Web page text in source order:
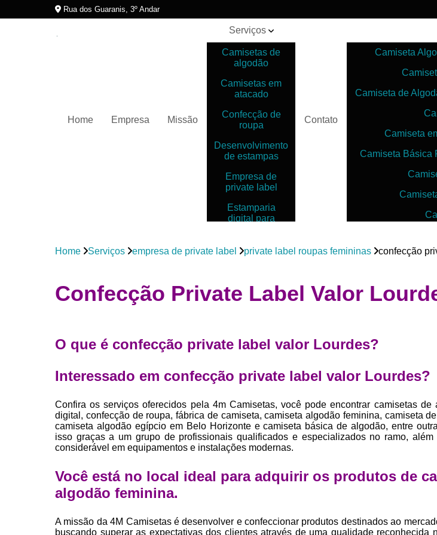
Rua dos Guaranis, 3º Andar
Home Empresa Missão
Serviços
Camisetas de
algodão
Camisetas em
atacado
Confecção de
roupa
Desenvolvimento
de estampas
Empresa de
private label
Estamparia
digital para
Estamparias
camiseta
para roupas
Sublimação
Contato
Camiseta
Camiseta de
Camiseta
Camiseta Básica
Confecção
Desenvolvimento
Home Serviços empresa de private label private label roupas femininas confecção
Confecção Private Label Valor
O que é confecção private label valor Lourdes?
Interessado em confecção private label valor Lourdes?
Confira os serviços oferecidos pela 4m Camisetas, você pode encontrar camisetas de
digital, confecção de roupa, fábrica de camiseta, camiseta algodão feminina, camiseta
camiseta algodão egípcio em Belo Horizonte e camiseta básica de algodão, entre
isso graças a um grupo de profissionais qualificados e especializados no ramo, além
considerável em equipamentos e instalações modernas.
Você está no local ideal para adquirir os produtos de
algodão feminina.
A missão da 4M Camisetas é desenvolver e confeccionar produtos destinados ao
buscando superar as expectativas dos clientes através de uma qualidade reconhecida